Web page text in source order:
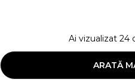
Ai vizualizat 24
ARATĂ